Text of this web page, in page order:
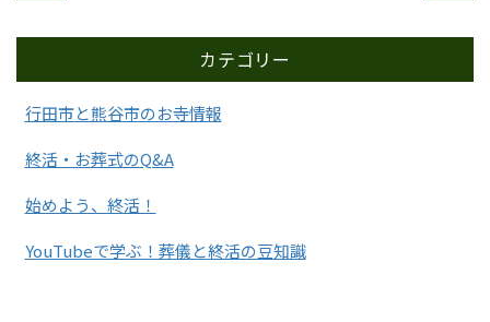
カテゴリー
行田市と熊谷市のお寺情報
終活・お葬式のQ&A
始めよう、終活！
YouTubeで学ぶ！葬儀と終活の豆知識